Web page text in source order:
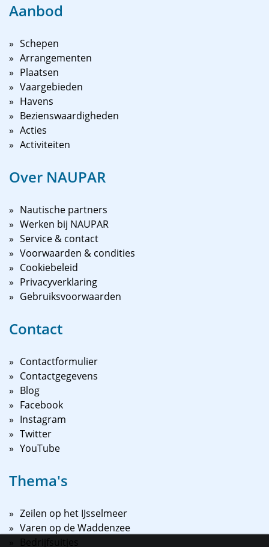
Aanbod
Schepen
Arrangementen
Plaatsen
Vaargebieden
Havens
Bezienswaardigheden
Acties
Activiteiten
Over NAUPAR
Nautische partners
Werken bij NAUPAR
Service & contact
Voorwaarden & condities
Cookiebeleid
Privacyverklaring
Gebruiksvoorwaarden
Contact
Contactformulier
Contactgegevens
Blog
Facebook
Instagram
Twitter
YouTube
Thema's
Zeilen op het IJsselmeer
Varen op de Waddenzee
Bedrijfsuitjes